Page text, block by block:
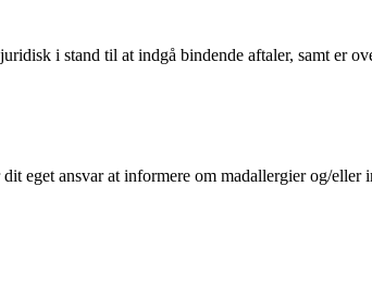
i stand til at indgå bindende aftaler, samt er
eget ansvar at informere om madallergier og/